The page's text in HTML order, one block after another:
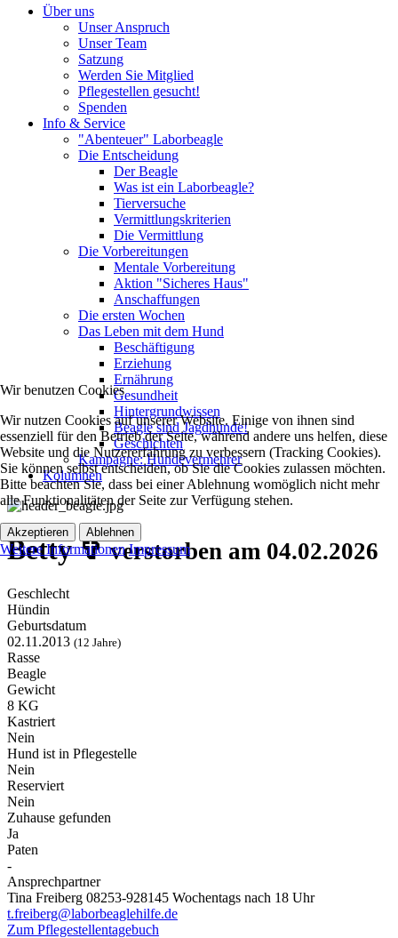
Über uns
Unser Anspruch
Unser Team
Satzung
Werden Sie Mitglied
Pflegestellen gesucht!
Spenden
Info & Service
"Abenteuer" Laborbeagle
Die Entscheidung
Der Beagle
Was ist ein Laborbeagle?
Tierversuche
Vermittlungskriterien
Die Vermittlung
Die Vorbereitungen
Mentale Vorbereitung
Aktion "Sicheres Haus"
Anschaffungen
Die ersten Wochen
Das Leben mit dem Hund
Beschäftigung
Erziehung
Ernährung
Gesundheit
Hintergrundwissen
Beagle sind Jagdhunde!
Geschichten
Kampagne: Hundevermehrer
Kolumnen
Betty ✞verstorben am 04.02.2026
Geschlecht
Hündin
Geburtsdatum
02.11.2013 (12 Jahre)
Rasse
Beagle
Gewicht
8 KG
Kastriert
Nein
Hund ist in Pflegestelle
Nein
Reserviert
Nein
Zuhause gefunden
Ja
Paten
-
Ansprechpartner
Tina Freiberg 08253-928145 Wochentags nach 18 Uhr
t.freiberg@laborbeaglehilfe.de
Zum Pflegestellentagebuch
Wir benutzen Cookies
Wir nutzen Cookies auf unserer Website. Einige von ihnen sind
essenziell für den Betrieb der Seite, während andere uns helfen, diese
Website und die Nutzererfahrung zu verbessern (Tracking Cookies).
Sie können selbst entscheiden, ob Sie die Cookies zulassen möchten.
Bitte beachten Sie, dass bei einer Ablehnung womöglich nicht mehr
alle Funktionalitäten der Seite zur Verfügung stehen.
Akzeptieren Ablehnen
Weitere Informationen Impressum